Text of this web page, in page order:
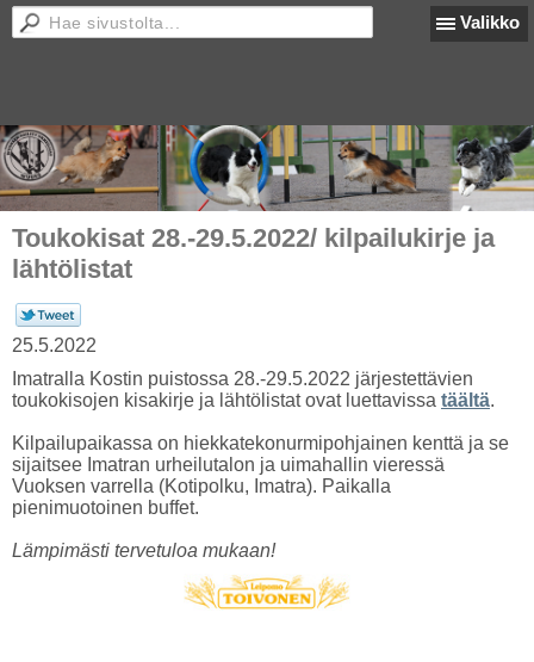
Valikko
Toukokisat 28.-29.5.2022/ kilpailukirje ja
lähtölistat
25.5.2022
Imatralla Kostin puistossa 28.-29.5.2022 järjestettävien
toukokisojen kisakirje ja lähtölistat ovat luettavissa täältä.
Kilpailupaikassa on hiekkatekonurmipohjainen kenttä ja se
sijaitsee Imatran urheilutalon ja uimahallin vieressä
Vuoksen varrella (Kotipolku, Imatra). Paikalla
pienimuotoinen buffet.
Lämpimästi tervetuloa mukaan!